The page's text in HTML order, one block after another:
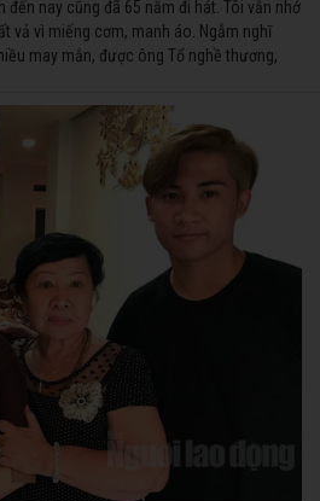
đến nay cũng đã 65 năm đi hát. Tôi vẫn nhớ
vả vì miếng cơm, manh áo. Ngẫm nghĩ
may mắn, được ông Tổ nghề thương,
để từng bước thành danh với nghiệp ca